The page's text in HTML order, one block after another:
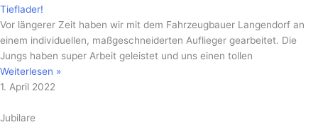
Tieflader!
Vor längerer Zeit haben wir mit dem Fahrzeugbauer Langendorf an
einem individuellen, maßgeschneiderten Auflieger gearbeitet. Die
Jungs haben super Arbeit geleistet und uns einen tollen
Weiterlesen »
1. April 2022
Jubilare